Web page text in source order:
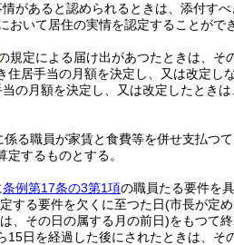
があると認められるときは、添付す
おいて居住の実情を認定することがで
規定による届け出があつたときは、そ
居手当の月額を決定し、又は改定し
の月額を決定し、又は改定したとき
る職員が家賃と食費等を併せ支払つ
するものとする。
条例第17条の3第1項の職員たる要件を
する要件を欠くに至つた日(市長が定
、その日の属する月の前日)をもつて終
15日を経過した後にされたときは、そ